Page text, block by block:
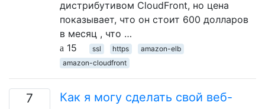
дистрибутивом CloudFront, но цена
показывает, что он стоит 600 долларов
в месяц , что …
15
ssl https
amazon-elb
amazon-cloudfront
7
Как я могу сделать свой веб-